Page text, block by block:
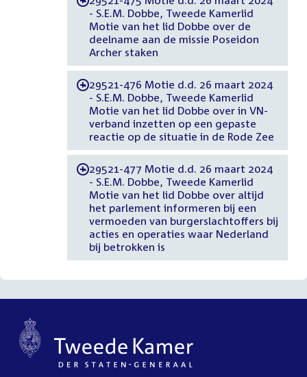
- S.E.M. Dobbe, Tweede Kamerlid
Motie van het lid Dobbe over de
deelname aan de missie Poseidon
Archer staken
-29521-476 Motie d.d. 26 maart 2024
- S.E.M. Dobbe, Tweede Kamerlid
Motie van het lid Dobbe over in VN-
verband inzetten op een gepaste
reactie op de situatie in de Rode Zee
-29521-477 Motie d.d. 26 maart 2024
- S.E.M. Dobbe, Tweede Kamerlid
Motie van het lid Dobbe over altijd
het parlement informeren bij een
vermoeden van burgerslachtoffers bij
acties en operaties waar Nederland
bij betrokken is